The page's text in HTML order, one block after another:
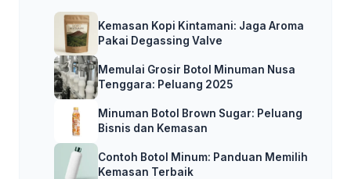
Kemasan Kopi Kintamani: Jaga Aroma
Pakai Degassing Valve
Memulai Grosir Botol Minuman Nusa
Tenggara: Peluang 2025
Minuman Botol Brown Sugar: Peluang
Bisnis dan Kemasan
Contoh Botol Minum: Panduan Memilih
Kemasan Terbaik